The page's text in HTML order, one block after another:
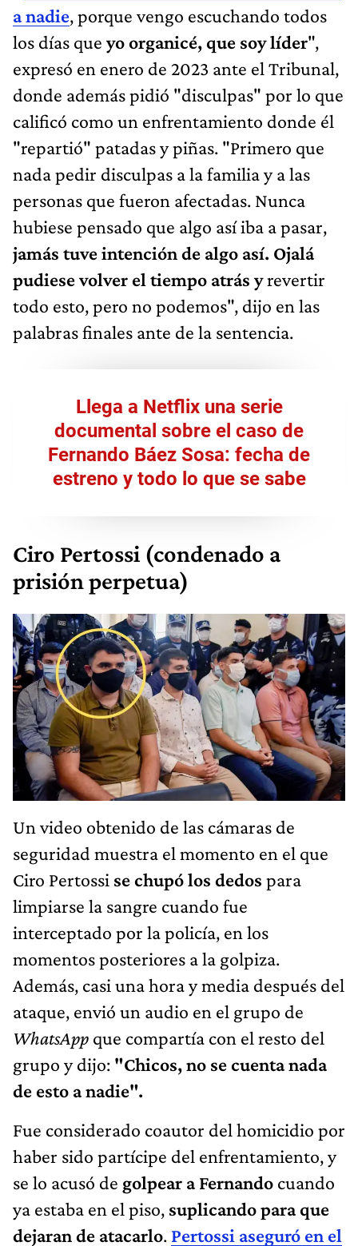
a nadie, porque vengo escuchando todos
los días queyo organicé, que soy líder",
expresó en enero de 2023 ante el Tribunal,
donde además pidió "disculpas" por lo que
calificó como un enfrentamiento donde él
"repartió" patadas y piñas. "Primero que
nada pedir disculpas a la familia y a las
personas que fueron afectadas. Nunca
hubiese pensado que algo así iba a pasar,
jamás tuve intención de algo así. Ojalá
pudiese volver el tiempo atrás yrevertir
todo esto, pero no podemos", dijo en las
palabras finales ante de la sentencia.
Llega a Netflix una serie
documental sobre el caso de
Fernando Báez Sosa: fecha de
estreno y todo lo que se sabe
Ciro Pertossi (condenado a
prisión perpetua)
Un video obtenido de las cámaras de
seguridad muestra el momento en el que
Ciro Pertossi se chupó los dedos para
limpiarse la sangre cuando fue
interceptado por la policía, en los
momentos posteriores a la golpiza.
Además, casi una hora y media después del
ataque, envió un audio en el grupo de
WhatsApp que compartía con el resto del
grupo y dijo: "Chicos, no se cuenta nada
de esto a nadie".
Fue considerado coautor del homicidio por
haber sido partícipe del enfrentamiento, y
se lo acusó de golpear a Fernando cuando
ya estaba en el piso, suplicando para que
dejaran de atacarlo. Pertossi aseguró en el